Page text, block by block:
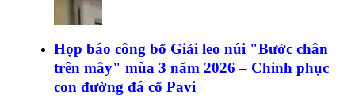
Họp báo công bố Giải leo núi "Bước chân
trên mây" mùa 3 năm 2026 – Chinh phục
con đường đá cổ Pavi